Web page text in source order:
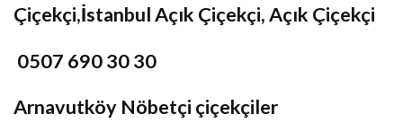
Çiçekçi,İstanbul Açık Çiçekçi, Açık Çiçekçi
0507 690 30 30
Arnavutköy Nöbetçi çiçekçiler